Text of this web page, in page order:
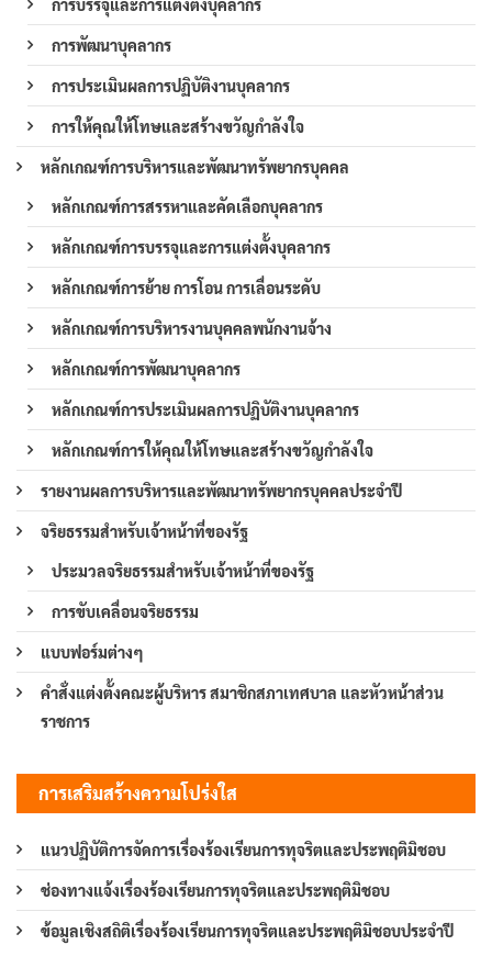
การบรรจุและการแต่งตั้งบุคลากร
การพัฒนาบุคลากร
การประเมินผลการปฏิบัติงานบุคลากร
การให้คุณให้โทษและสร้างขวัญกำลังใจ
หลักเกณฑ์การบริหารและพัฒนาทรัพยากรบุคคล
หลักเกณฑ์การสรรหาและคัดเลือกบุคลากร
หลักเกณฑ์การบรรจุและการแต่งตั้งบุคลากร
หลักเกณฑ์การย้าย การโอน การเลื่อนระดับ
หลักเกณฑ์การบริหารงานบุคคลพนักงานจ้าง
หลักเกณฑ์การพัฒนาบุคลากร
หลักเกณฑ์การประเมินผลการปฏิบัติงานบุคลากร
หลักเกณฑ์การให้คุณให้โทษและสร้างขวัญกำลังใจ
รายงานผลการบริหารและพัฒนาทรัพยากรบุคคลประจำปี
จริยธรรมสำหรับเจ้าหน้าที่ของรัฐ
ประมวลจริยธรรมสำหรับเจ้าหน้าที่ของรัฐ
การขับเคลื่อนจริยธรรม
แบบฟอร์มต่างๆ
คำสั่งแต่งตั้งคณะผู้บริหาร สมาชิกสภาเทศบาล และหัวหน้าส่วน
ราชการ
การเสริมสร้างความโปร่งใส
แนวปฏิบัติการจัดการเรื่องร้องเรียนการทุจริตและประพฤติมิชอบ
ช่องทางแจ้งเรื่องร้องเรียนการทุจริตและประพฤติมิชอบ
ข้อมูลเชิงสถิติเรื่องร้องเรียนการทุจริตและประพฤติมิชอบประจำปี